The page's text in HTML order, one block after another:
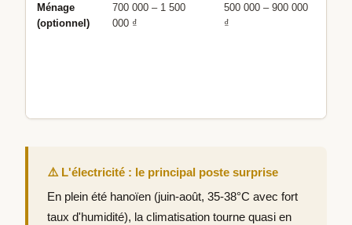
Ménage
(optionnel)
700 000 – 1 500
000 ₫
500 000 – 900 000
₫
⚠️ L'électricité : le principal poste surprise
En plein été hanoïen (juin-août, 35-38°C avec fort
taux d'humidité), la climatisation tourne quasi en